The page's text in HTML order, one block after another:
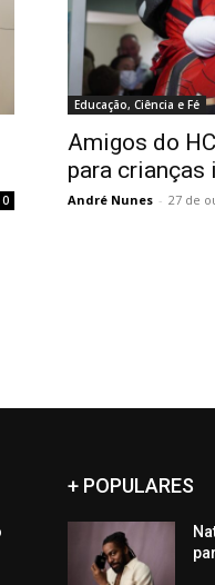
0
Educação, Ciência e Fé
Amigos do
para crianças
André Nunes - 27 de
+ POPULARES